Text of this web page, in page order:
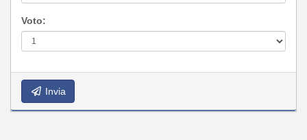
Voto:
Invia